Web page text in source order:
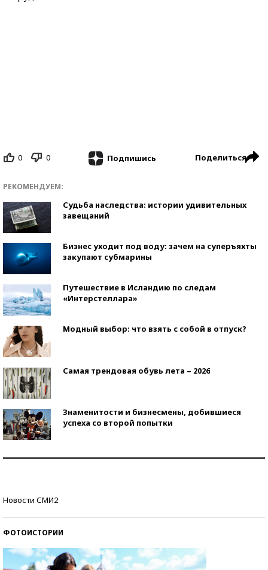
0 0 Подпишись Поделиться
РЕКОМЕНДУЕМ:
Судьба наследства: истории удивительных
завещаний
Бизнес уходит под воду: зачем на суперъяхты
закупают субмарины
Путешествие в Исландию по следам
«Интерстеллара»
Модный выбор: что взять с собой в отпуск?
Самая трендовая обувь лета – 2026
Знаменитости и бизнесмены, добившиеся
успеха со второй попытки
Новости СМИ2
ФОТОИСТОРИИ